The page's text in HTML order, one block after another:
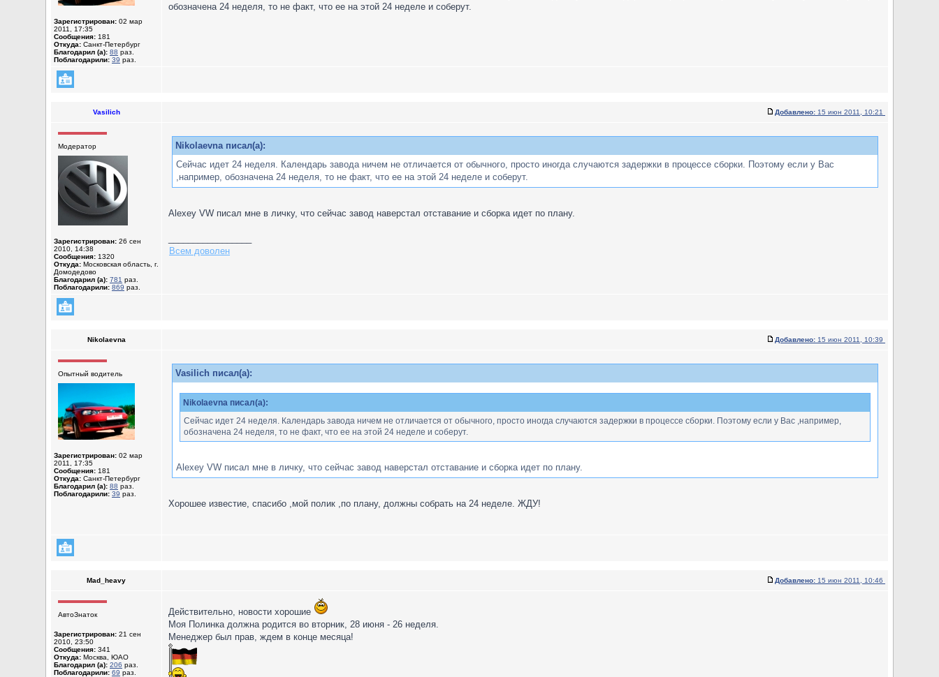
Зарегистрирован: 02 мар
2011, 17:35
Сообщения: 181
Откуда: Санкт-Петербург
Благодарил (а): 88 раз.
Поблагодарили: 39 раз.
обозначена 24 неделя, то не факт, что ее на этой 24 неделе и соберут.
Vasilich Добавлено: 15 июн 2011, 10:21
Модератор
Зарегистрирован: 26 сен
2010, 14:38
Сообщения: 1320
Откуда: Московская область, г.
Домодедово
Благодарил (а): 781 раз.
Поблагодарили: 869 раз.
Nikolaevna писал(а):
Сейчас идет 24 неделя. Календарь завода ничем не отличается от обычного, просто иногда случаются задержки в процессе сборки. Поэтому если у Вас
,например, обозначена 24 неделя, то не факт, что ее на этой 24 неделе и соберут.
Alexey VW писал мне в личку, что сейчас завод наверстал отставание и сборка идет по плану.
Всем доволен
Nikolaevna Добавлено: 15 июн 2011, 10:39
Опытный водитель
Зарегистрирован: 02 мар
2011, 17:35
Сообщения: 181
Откуда: Санкт-Петербург
Благодарил (а): 88 раз.
Поблагодарили: 39 раз.
Vasilich писал(а):
Nikolaevna писал(а):
Сейчас идет 24 неделя. Календарь завода ничем не отличается от обычного, просто иногда случаются задержки в процессе сборки. Поэтому если у Вас ,например,
обозначена 24 неделя, то не факт, что ее на этой 24 неделе и соберут.
Alexey VW писал мне в личку, что сейчас завод наверстал отставание и сборка идет по плану.
Хорошее известие, спасибо ,мой полик ,по плану, должны собрать на 24 неделе. ЖДУ!
Mad_heavy Добавлено: 15 июн 2011, 10:46
АвтоЗнаток
Зарегистрирован: 21 сен
2010, 23:50
Сообщения: 341
Откуда: Москва, ЮАО
Благодарил (а): 206 раз.
Поблагодарили: 69 раз.
Действительно, новости хорошие
Моя Полинка должна родится во вторник, 28 июня - 26 неделя.
Менеджер был прав, ждем в конце месяца!